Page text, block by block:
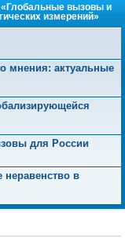
«Глобальные вызовы и
измерений»
мнения: актуальные
для России
неравенство в